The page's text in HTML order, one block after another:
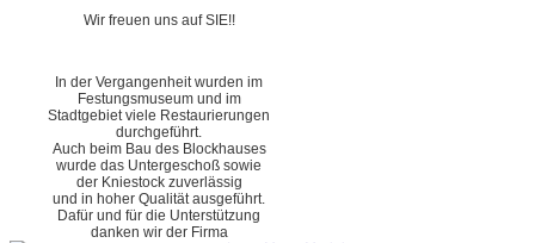
Wir freuen uns auf SIE!!
In der Vergangenheit wurden im
Festungsmuseum und im
Stadtgebiet viele Restaurierungen
durchgeführt.
Auch beim Bau des Blockhauses
wurde das Untergeschoß sowie
der Kniestock zuverlässig
und in hoher Qualität ausgeführt.
Dafür und für die Unterstützung
danken wir der Firma